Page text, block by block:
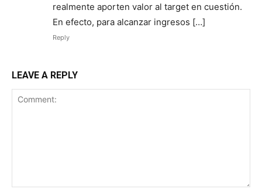
realmente aporten valor al target en cuestión.
En efecto, para alcanzar ingresos […]
Reply
LEAVE A REPLY